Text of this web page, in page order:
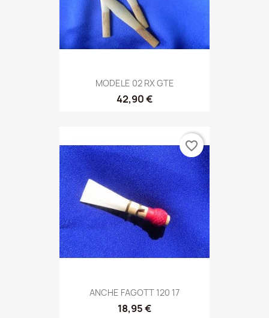
MODELE 02 RX GTE
42,90 €
ANCHE FAGOTT 120 17
18,95 €
favorite_border